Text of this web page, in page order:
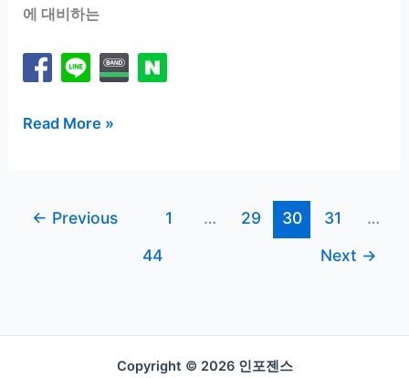
에 대비하는
2022
트
Read More »
← Previous 1 … 29 30 31
…
44
Next →
Copyright © 2026 인포젠스